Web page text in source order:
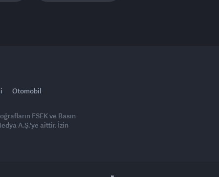
Otomobil
FSEK ve Basın
A.Ş.'ye aittir. İzin